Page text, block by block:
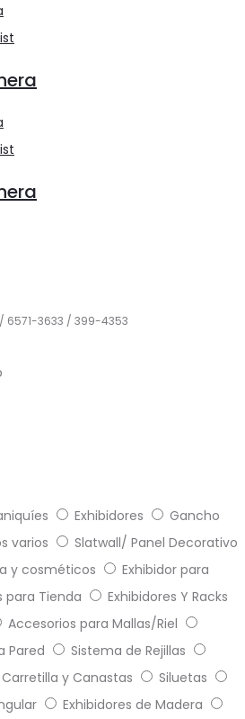
/ 6571-3633 / 399-4353
Exhibidores
Gancho
varios
Slatwall/ Panel Decorativo
y cosméticos
Exhibidor para
para Tienda
Exhibidores Y Racks
Accesorios para Mallas/Riel
Pared
Sistema de Rejillas
Carretilla y Canastas
Siluetas
Exhibidores de Madera